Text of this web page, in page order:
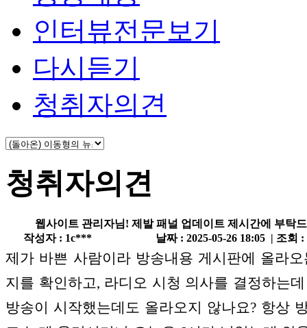
인터뷰전문보기
다시듣기
청취자의견
청취자의견
웹사이트 관리자님! 제발 패널 업데이트 제시간에 부탁
작성자 : 1c***
날짜 : 2025-05-26 18:05 | 조회
제가 바쁜 사람이라 방송내용 게시판에 올라
지를 확인하고, 라디오 시청 의사를 결정하는
방송이 시작했는데도 올라오지 않나요? 항상